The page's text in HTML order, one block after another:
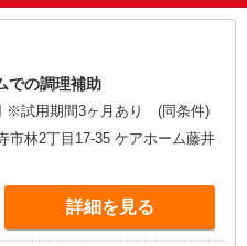
終了
での調理補助
※試用期間3ヶ月あり (同条件)
市林2丁目17-35 ケアホーム藤井
詳細を見る